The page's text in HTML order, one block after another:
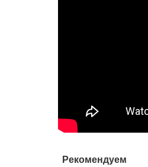
Рекомендуем